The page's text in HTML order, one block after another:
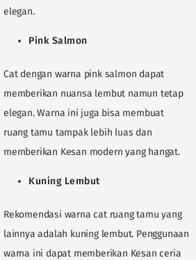
elegan.
Pink Salmon
Cat dengan warna pink salmon dapat
memberikan nuansa lembut namun tetap
elegan. Warna ini juga bisa membuat
ruang tamu tampak lebih luas dan
memberikan Kesan modern yang hangat.
Kuning Lembut
Rekomendasi warna cat ruang tamu yang
lainnya adalah kuning lembut. Penggunaan
warna ini dapat memberikan Kesan ceria